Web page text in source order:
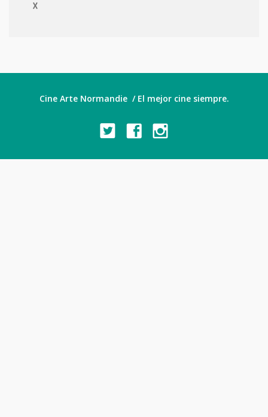
X
Cine Arte Normandie / El mejor cine siempre.